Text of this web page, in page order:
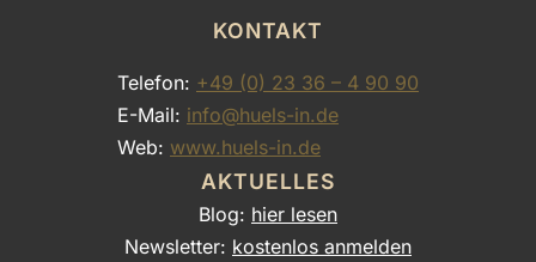
KONTAKT
Telefon: +49 (0) 23 36 – 4 90 90
E-Mail: info@huels-in.de
Web: www.huels-in.de
AKTUELLES
Blog: hier lesen
Newsletter: kostenlos anmelden